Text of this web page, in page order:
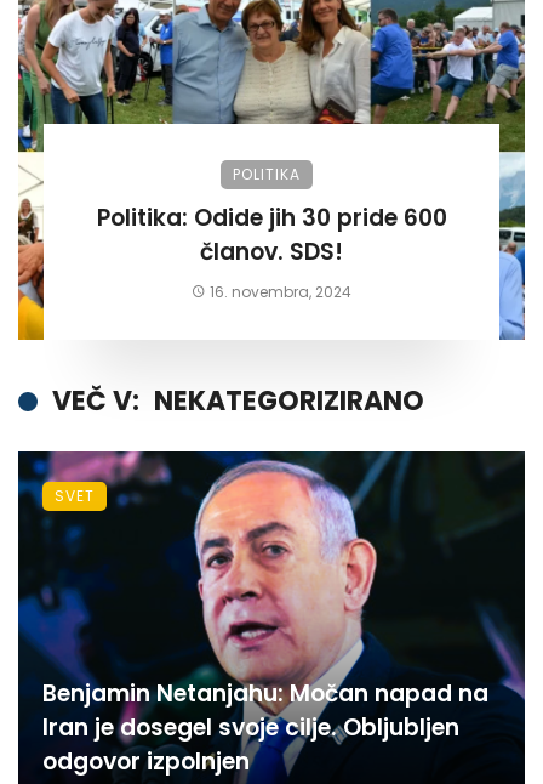
POLITIKA
Politika: Odide jih 30 pride 600
članov. SDS!
16. novembra, 2024
VEČ V: NEKATEGORIZIRANO
Benjamin Netanjahu: Močan napad na
Iran je dosegel svoje cilje. Obljubljen
odgovor izpolnjen
SVET